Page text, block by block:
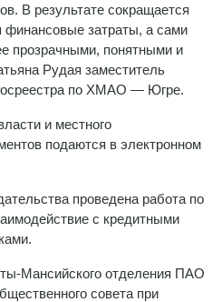
В результате сокращается
затраты, а сами
прозрачными, понятными и
Рудая заместитель
по ХМАО — Югре.
и местного
подаются в электронном
проведена работа по
с кредитными
Мансийского отделения ПАО
совета при